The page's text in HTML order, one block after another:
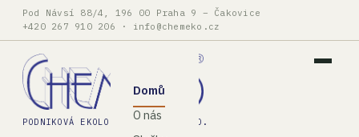
Pod Návsí 88/4, 196 00 Praha 9 – Čakovice
+420 267 910 206 · info@chemeko.cz
PODNIKOVÁ EKOLOGIE, SPOL. S R.O.
Domů
O nás